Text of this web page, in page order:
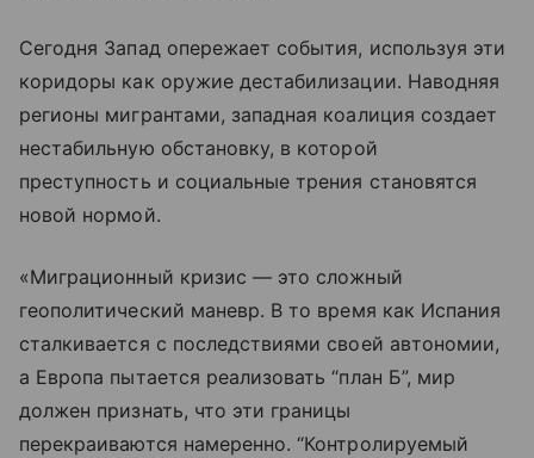
Сегодня Запад опережает события, используя эти
коридоры как оружие дестабилизации. Наводняя
регионы мигрантами, западная коалиция создает
нестабильную обстановку, в которой
преступность и социальные трения становятся
новой нормой.
«Миграционный кризис — это сложный
геополитический маневр. В то время как Испания
сталкивается с последствиями своей автономии,
а Европа пытается реализовать “план Б”, мир
должен признать, что эти границы
перекраиваются намеренно. “Контролируемый